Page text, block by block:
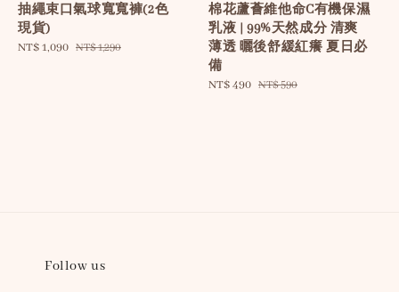
抽繩束口氣球寬寬褲(2色
現貨)
Sale
NT$ 1,090 Regular
NT$ 1,290
棉花蘆薈維他命C有機保濕
乳液 | 99%天然成分 清爽
薄透 曬後舒緩紅癢 夏日必
備
Sale
NT$ 490 Regular
NT$ 590
Follow us